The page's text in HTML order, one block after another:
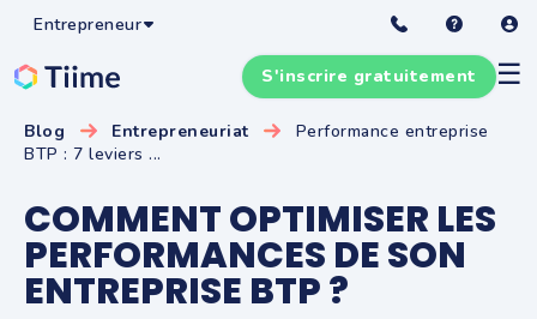
Entrepreneur
☰
S'inscrire gratuitement
Blog Entrepreneuriat
Performance entreprise
BTP : 7 leviers ...
COMMENT OPTIMISER LES
PERFORMANCES DE SON
ENTREPRISE BTP ?